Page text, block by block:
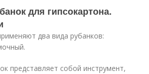
для гипсокартона.
два вида рубанков:
представляет собой инструмент,